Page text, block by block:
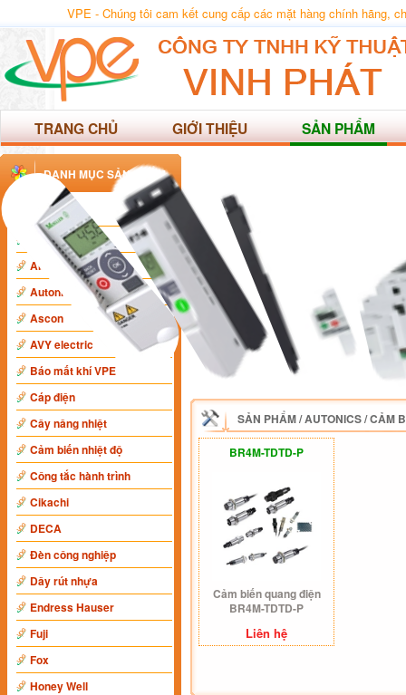
VPE - Chúng tôi cam kết cung cấp các mặt hàng chính
TRANG CHỦ GIỚI THIỆU SẢN PHẨM
DANH MỤC SẢN PHẨM
ABB
Anly
AIKO
Autonics
Ascon
AVY electric
Báo mất khí VPE
Cáp điện
Cây nâng nhiệt
Cảm biến nhiệt độ
Công tắc hành trình
Cikachi
DECA
Đèn công nghiệp
Dây rút nhựa
Endress Hauser
Fuji
Fox
Honey Well
SẢN PHẨM/AUTONICS/CẢM
BR4M-TDTD-P
Cảm biến quang điện
BR4M-TDTD-P
Liên hệ